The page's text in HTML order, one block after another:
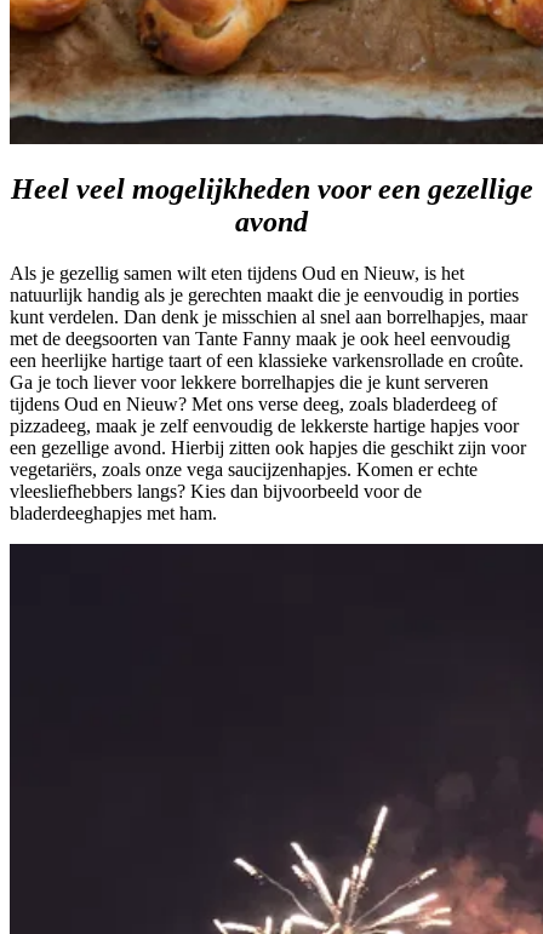
Heel veel mogelijkheden voor een gezellige
avond
Als je gezellig samen wilt eten tijdens Oud en Nieuw, is het
natuurlijk handig als je gerechten maakt die je eenvoudig in porties
kunt verdelen. Dan denk je misschien al snel aan borrelhapjes, maar
met de deegsoorten van Tante Fanny maak je ook heel eenvoudig
een heerlijke hartige taart of een klassieke varkensrollade en croûte.
Ga je toch liever voor lekkere borrelhapjes die je kunt serveren
tijdens Oud en Nieuw? Met ons verse deeg, zoals bladerdeeg of
pizzadeeg, maak je zelf eenvoudig de lekkerste hartige hapjes voor
een gezellige avond. Hierbij zitten ook hapjes die geschikt zijn voor
vegetariërs, zoals onze vega saucijzenhapjes. Komen er echte
vleesliefhebbers langs? Kies dan bijvoorbeeld voor de
bladerdeeghapjes met ham.